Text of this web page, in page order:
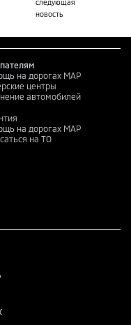
следующая
новость
на дорогах MAP
центры
автомобилей
на дорогах MAP
на ТО